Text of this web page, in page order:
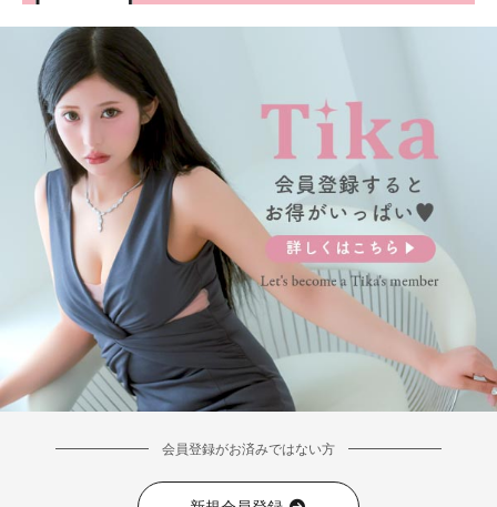
■ディティール
会員登録がお済みではない方